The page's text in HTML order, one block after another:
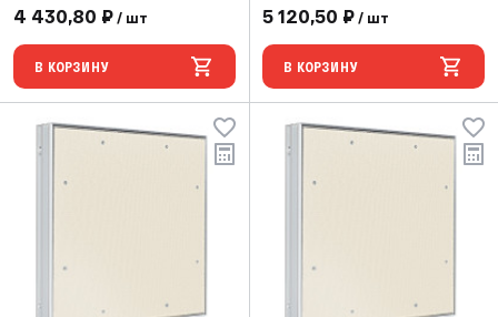
4 430,80 ₽ / шт
В КОРЗИНУ
5 120,50 ₽ / шт
В КОРЗИНУ